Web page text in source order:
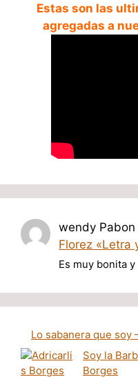
Estas son las
agregadas a
wendy Pabon
Florez «Letra
Es muy bonita
Lo sabanera que soy
Soy la
Borges